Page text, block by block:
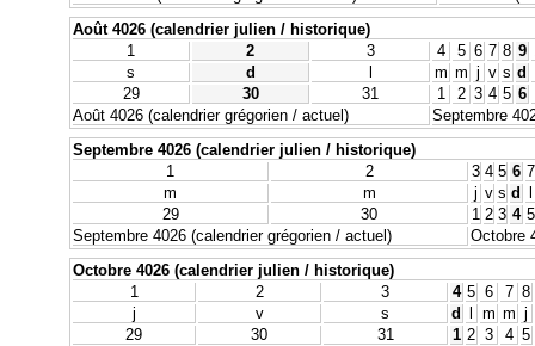
Août 4026 (calendrier julien / historique)
1
2 3 4 5 6 7 8 9
s
d m m j v s d
29
30 31 1 2 3 4 5 6
Août 4026 (calendrier grégorien / actuel)
Septembre
Septembre 4026 (calendrier julien / historique)
1
2 3 4 5 6 7
m
m j v s d
29
30 1 2 3 4 5
Septembre 4026 (calendrier grégorien / actuel)
Octobre
Octobre 4026 (calendrier julien / historique)
1
2 3 4 5 6 7 8
j
v s d m m j
29
30 31 1 2 3 4 5